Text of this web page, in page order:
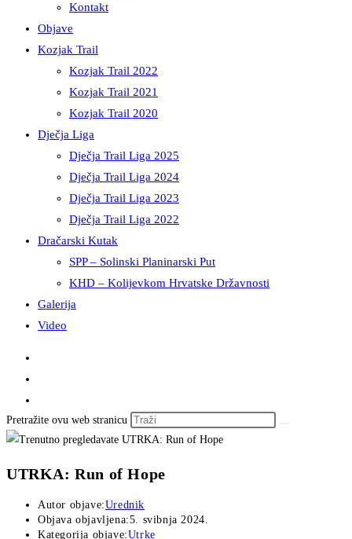
Kontakt
Objave
Kozjak Trail
Kozjak Trail 2022
Kozjak Trail 2021
Kozjak Trail 2020
Dječja Liga
Dječja Trail Liga 2025
Dječja Trail Liga 2024
Dječja Trail Liga 2023
Dječja Trail Liga 2022
Dračarski Kutak
SPP – Solinski Planinarski Put
KHD – Kolijevkom Hrvatske Državnosti
Galerija
Video
Pretražite ovu web stranicu
UTRKA: Run of Hope
Autor objave:Urednik
Objava objavljena:5. svibnja 2024.
Kategorija objave:Utrke